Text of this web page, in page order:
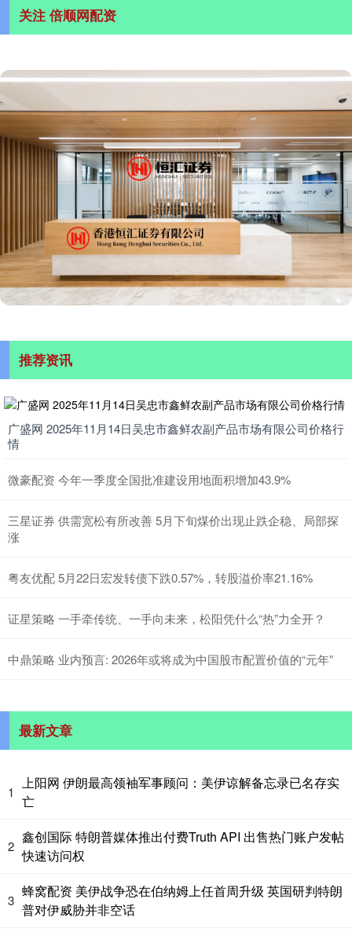
关注 倍顺网配资
推荐资讯
广盛网 2025年11月14日吴忠市鑫鲜农副产品市场有限公司价格行
情
微豪配资 今年一季度全国批准建设用地面积增加43.9%
三星证券 供需宽松有所改善 5月下旬煤价出现止跌企稳、局部探
涨
粤友优配 5月22日宏发转债下跌0.57%，转股溢价率21.16%
证星策略 一手牵传统、一手向未来，松阳凭什么“热”力全开？
中鼎策略 业内预言: 2026年或将成为中国股市配置价值的“元年”
最新文章
1
上阳网 伊朗最高领袖军事顾问：美伊谅解备忘录已名存实
亡
2
鑫创国际 特朗普媒体推出付费Truth API 出售热门账户发帖
快速访问权
3
蜂窝配资 美伊战争恐在伯纳姆上任首周升级 英国研判特朗
普对伊威胁并非空话